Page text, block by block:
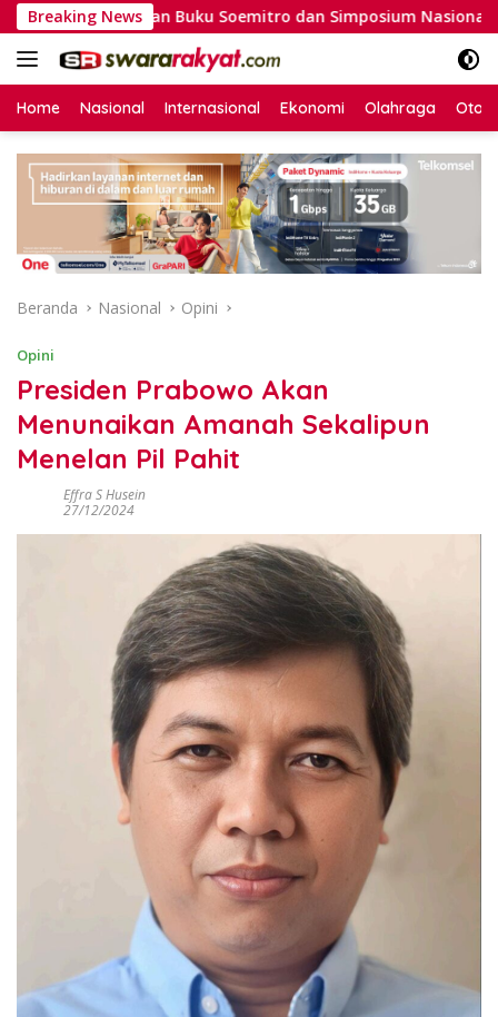
Langsung
ke
konten
Breaking News
Buku Soemitro dan Simposium Nasional
Home Nasional Internasional Ekonomi Olahraga
Beranda Nasional Opini
Opini
Presiden Prabowo Akan
Menunaikan Amanah Sekalipun
Menelan Pil Pahit
Effra S Husein
27/12/2024